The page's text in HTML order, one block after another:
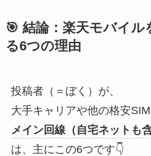
🎯 結論：楽天モバイ
る6つの理由
投稿者（＝ぼく）が、
大手キャリアや他の格安
メイン回線（自宅ネットも含
は、主にこの6つです👇